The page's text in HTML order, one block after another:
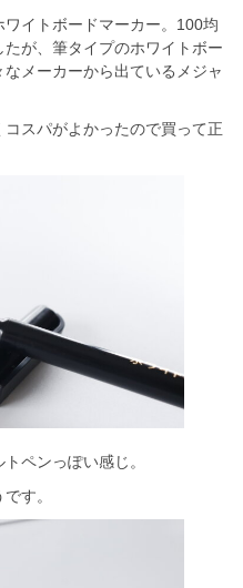
イトボードマーカー。100均
が、筆タイプのホワイトボー
メーカーから出ているメジャ
スパがよかったので買って正
ペンっぽい感じ。
す。